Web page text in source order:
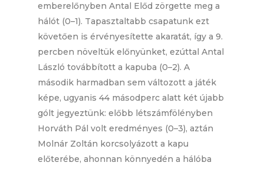
emberelőnyben Antal Előd zörgette meg a
hálót (0–1). Tapasztaltabb csapatunk ezt
követően is érvényesítette akaratát, így a 9.
percben növeltük előnyünket, ezúttal Antal
László továbbított a kapuba (0–2). A
második harmadban sem változott a játék
képe, ugyanis 44 másodperc alatt két újabb
gólt jegyeztünk: előbb létszámfölényben
Horváth Pál volt eredményes (0–3), aztán
Molnár Zoltán korcsolyázott a kapu
előterébe, ahonnan könnyedén a hálóba